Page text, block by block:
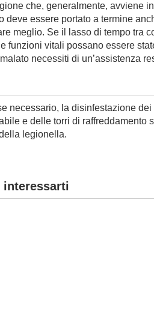
che, generalmente, avviene
deve essere portato a termine
meglio. Se il lasso di tempo tra
funzioni vitali possano essere
necessiti di un’assistenza
necessario, la disinfestazione
e delle torri di raffreddamento
legionella.
interessarti